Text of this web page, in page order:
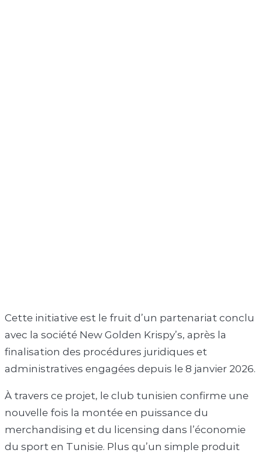
Cette initiative est le fruit d’un partenariat conclu
avec la société New Golden Krispy’s, après la
finalisation des procédures juridiques et
administratives engagées depuis le 8 janvier 2026.
À travers ce projet, le club tunisien confirme une
nouvelle fois la montée en puissance du
merchandising et du licensing dans l’économie
du sport en Tunisie. Plus qu’un simple produit